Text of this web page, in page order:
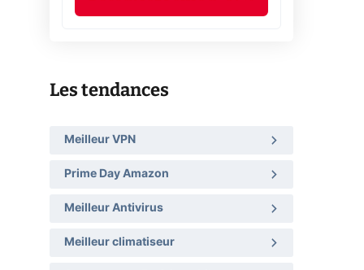
Les tendances
Meilleur VPN
Prime Day Amazon
Meilleur Antivirus
Meilleur climatiseur